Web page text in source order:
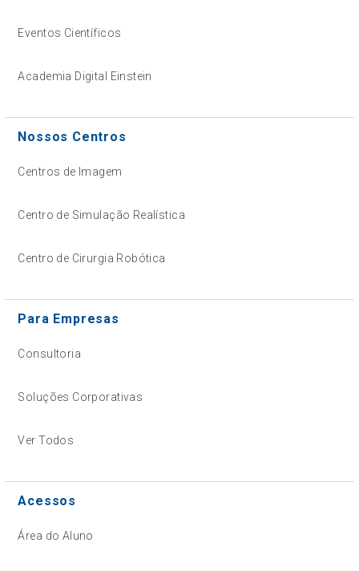
Eventos Científicos
Academia Digital Einstein
Nossos Centros
Centros de Imagem
Centro de Simulação Realística
Centro de Cirurgia Robótica
Para Empresas
Consultoria
Soluções Corporativas
Ver Todos
Acessos
Área do Aluno